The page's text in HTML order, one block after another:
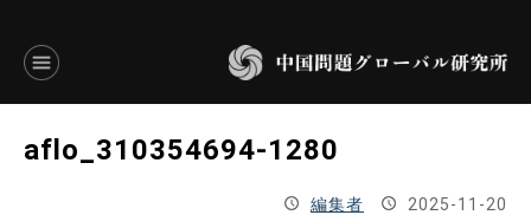
aflo_310354694-1280
編集者 2025-11-20